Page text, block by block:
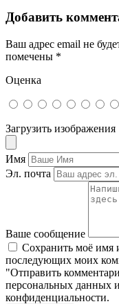
Добавить
Ваш адрес email не
помечены *
Оценка
Загрузить изображения
Имя
Эл. почта
Ваше сообщение
Сохранить моё имя
последующих моих
"Отправить
персональных данных
конфиденциальности.